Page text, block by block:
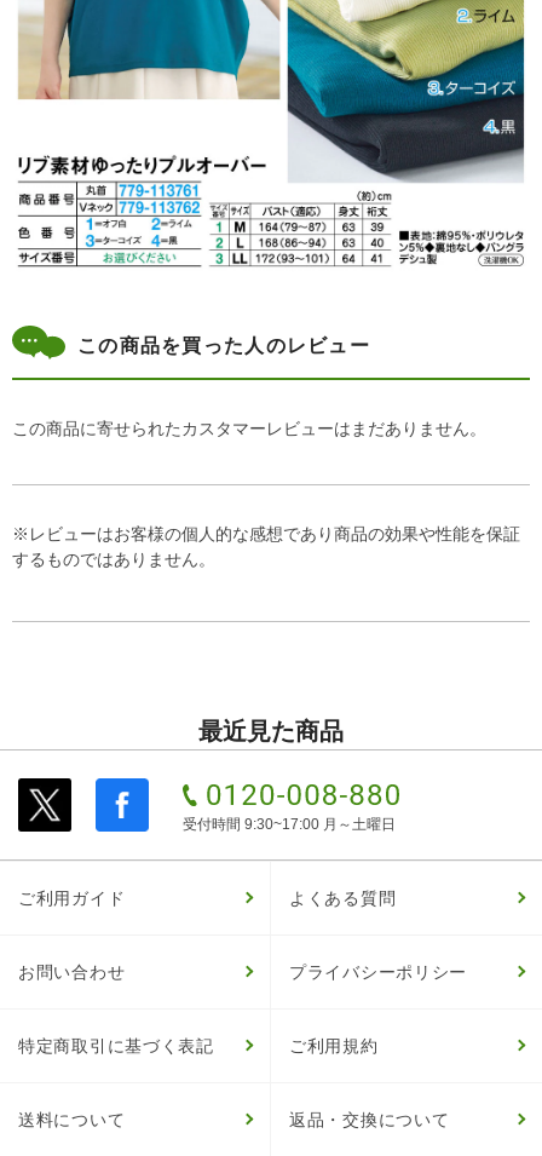
この商品を買った人のレビュー
この商品に寄せられたカスタマーレビューはまだありません。
※レビューはお客様の個人的な感想であり商品の効果や性能を保証
するものではありません。
最近見た商品
受付時間 9:30~17:00 月～土曜日
ご利用ガイド よくある質問
お問い合わせ プライバシーポリシー
特定商取引に基づく表記 ご利用規約
送料について 返品・交換について